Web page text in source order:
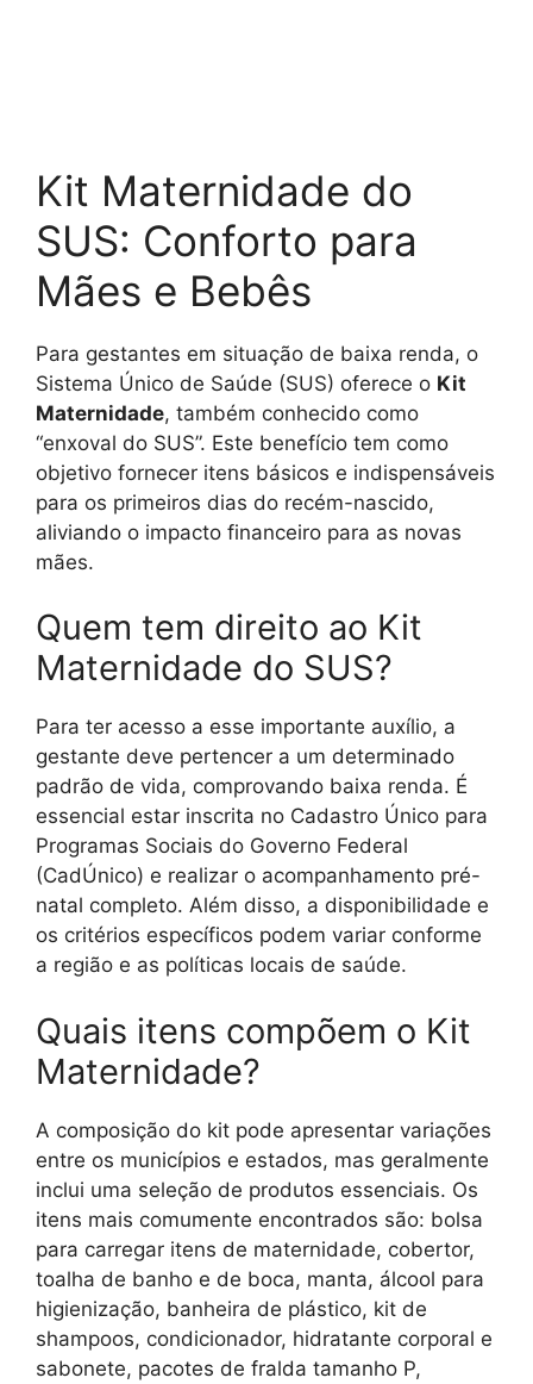
Kit Maternidade do
SUS: Conforto para
Mães e Bebês
Para gestantes em situação de baixa renda, o
Sistema Único de Saúde (SUS) oferece o Kit
Maternidade, também conhecido como
“enxoval do SUS”. Este benefício tem como
objetivo fornecer itens básicos e indispensáveis
para os primeiros dias do recém-nascido,
aliviando o impacto financeiro para as novas
mães.
Quem tem direito ao Kit
Maternidade do SUS?
Para ter acesso a esse importante auxílio, a
gestante deve pertencer a um determinado
padrão de vida, comprovando baixa renda. É
essencial estar inscrita no Cadastro Único para
Programas Sociais do Governo Federal
(CadÚnico) e realizar o acompanhamento pré-
natal completo. Além disso, a disponibilidade e
os critérios específicos podem variar conforme
a região e as políticas locais de saúde.
Quais itens compõem o Kit
Maternidade?
A composição do kit pode apresentar variações
entre os municípios e estados, mas geralmente
inclui uma seleção de produtos essenciais. Os
itens mais comumente encontrados são: bolsa
para carregar itens de maternidade, cobertor,
toalha de banho e de boca, manta, álcool para
higienização, banheira de plástico, kit de
shampoos, condicionador, hidratante corporal e
sabonete, pacotes de fralda tamanho P,